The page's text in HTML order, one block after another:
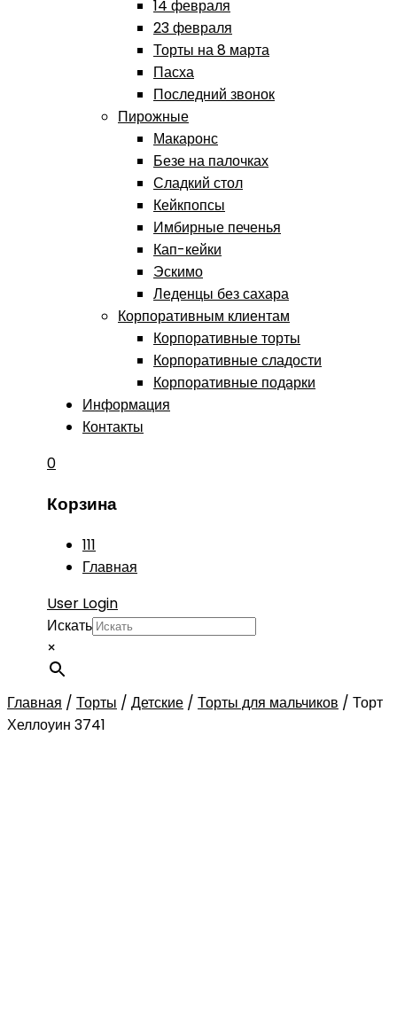
14 февраля
23 февраля
Торты на 8 марта
Пасха
Последний звонок
Пирожные
Макаронс
Безе на палочках
Сладкий стол
Кейкпопсы
Имбирные печенья
Кап-кейки
Эскимо
Леденцы без сахара
Корпоративным клиентам
Корпоративные торты
Корпоративные сладости
Корпоративные подарки
Информация
Контакты
0
Корзина
111
Главная
User Login
Искать
×
Главная / Торты / Детские / Торты для мальчиков / Торт
Хеллоуин 3741